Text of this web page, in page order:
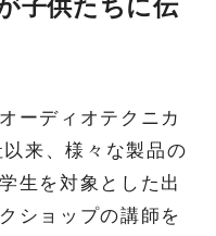
子供たちに伝
ーディオテクニカ
来、様々な製品の
生を対象とした出
ショップの講師を